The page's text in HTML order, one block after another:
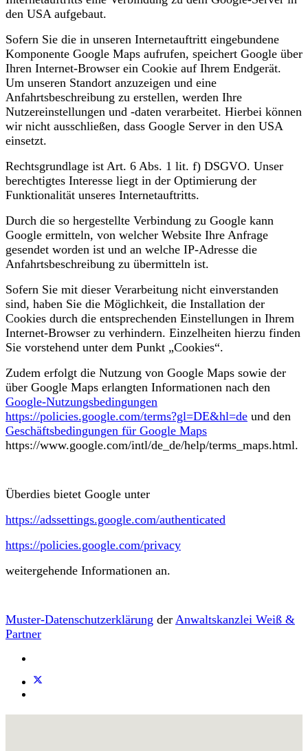
den USA aufgebaut.
Sofern Sie die in unseren Internetauftritt eingebundene
Komponente Google Maps aufrufen, speichert Google über
Ihren Internet-Browser ein Cookie auf Ihrem Endgerät.
Um unseren Standort anzuzeigen und eine
Anfahrtsbeschreibung zu erstellen, werden Ihre
Nutzereinstellungen und -daten verarbeitet. Hierbei können
wir nicht ausschließen, dass Google Server in den USA
einsetzt.
Rechtsgrundlage ist Art. 6 Abs. 1 lit. f) DSGVO. Unser
berechtigtes Interesse liegt in der Optimierung der
Funktionalität unseres Internetauftritts.
Durch die so hergestellte Verbindung zu Google kann
Google ermitteln, von welcher Website Ihre Anfrage
gesendet worden ist und an welche IP-Adresse die
Anfahrtsbeschreibung zu übermitteln ist.
Sofern Sie mit dieser Verarbeitung nicht einverstanden
sind, haben Sie die Möglichkeit, die Installation der
Cookies durch die entsprechenden Einstellungen in Ihrem
Internet-Browser zu verhindern. Einzelheiten hierzu finden
Sie vorstehend unter dem Punkt „Cookies“.
Zudem erfolgt die Nutzung von Google Maps sowie der
über Google Maps erlangten Informationen nach den
Google-Nutzungsbedingungen
https://policies.google.com/terms?gl=DE&hl=de und den
Geschäftsbedingungen für Google Maps
https://www.google.com/intl/de_de/help/terms_maps.html.
Überdies bietet Google unter
https://adssettings.google.com/authenticated
https://policies.google.com/privacy
weitergehende Informationen an.
Muster-Datenschutzerklärung der Anwaltskanzlei Weiß &
Partner